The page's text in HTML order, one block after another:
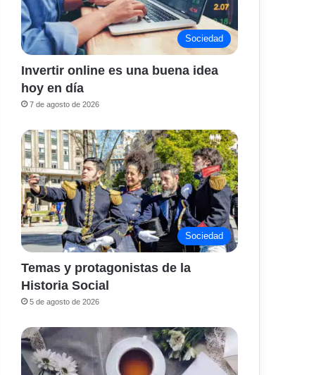
Sociedad
Invertir online es una buena idea
hoy en día
7 de agosto de 2026
Sociedad
Temas y protagonistas de la
Historia Social
5 de agosto de 2026